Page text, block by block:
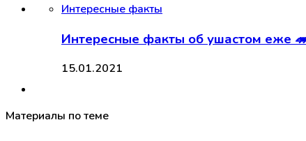
Интересные факты
Интересные факты об ушастом еже
15.01.2021
Материалы по теме